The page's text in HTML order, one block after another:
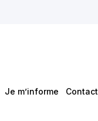
Je m’informe Contact